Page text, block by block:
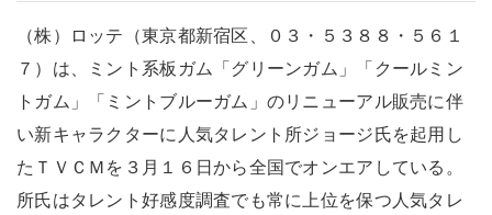
（株）ロッテ（東京都新宿区、０３・５３８８・５６１
７）は、ミント系板ガム「グリーンガム」「クールミン
トガム」「ミントブルーガム」のリニューアル販売に伴
い新キャラクターに人気タレント所ジョージ氏を起用し
たＴＶＣＭを３月１６日から全国でオンエアしている。
所氏はタレント好感度調査でも常に上位を保つ人気タレ